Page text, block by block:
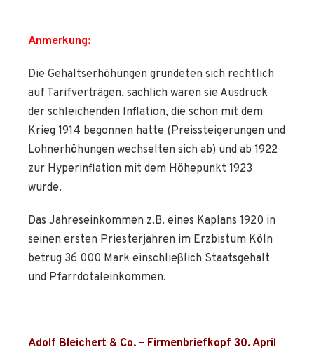
Anmerkung:
Die Gehaltserhöhungen gründeten sich rechtlich
auf Tarifverträgen, sachlich waren sie Ausdruck
der schleichenden Inflation, die schon mit dem
Krieg 1914 begonnen hatte (Preissteigerungen und
Lohnerhöhungen wechselten sich ab) und ab 1922
zur Hyperinflation mit dem Höhepunkt 1923
wurde.
Das Jahreseinkommen z.B. eines Kaplans 1920 in
seinen ersten Priesterjahren im Erzbistum Köln
betrug 36 000 Mark einschließlich Staatsgehalt
und Pfarrdotaleinkommen.
Adolf Bleichert & Co. – Firmenbriefkopf 30. April